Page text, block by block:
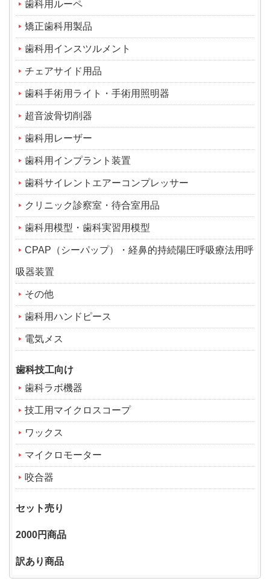
歯科用ルーペ
矯正歯科用製品
歯科用インスツルメント
チェアサイド用品
歯科手術用ライト・手術用照明器
超音波骨切削器
歯科用レーザー
歯科用インプラント装置
歯科サイレントエアーコンプレッサー
クリニック診察室・待合室用品
歯科用模型・歯科実習用模型
CPAP（シーパップ）・経鼻的持続陽圧呼吸療法用呼
吸器装置
その他
歯科用ハンドピース
電気メス
歯科技工向け
歯科ラボ機器
技工用マイクロスコープ
ワックス
マイクロモーター
咬合器
セット売り
2000円商品
訳あり商品